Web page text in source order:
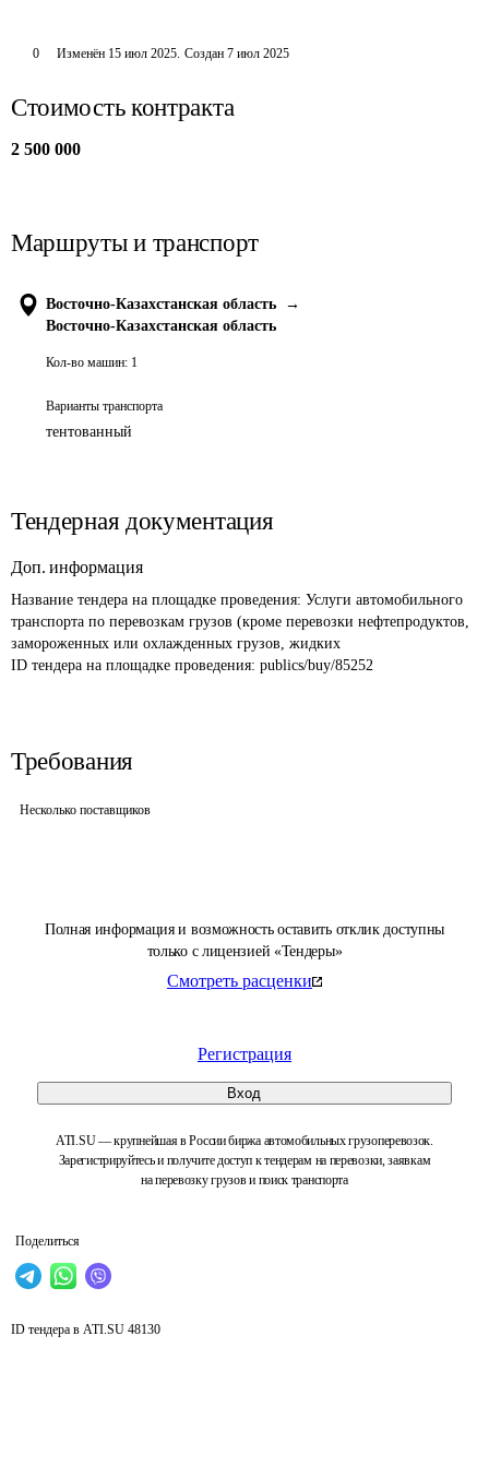
Полная информация и возможность оставить отклик доступны
только с лицензией «Тендеры»
Смотреть расценки
Регистрация
Вход
ATI.SU — крупнейшая в России биржа автомобильных грузоперевозок.
Зарегистрируйтесь и получите доступ к тендерам на перевозки, заявкам
на перевозку грузов и поиск транспорта
Поделиться
0 Изменён 15 июл 2025. Создан 7 июл 2025
Стоимость контракта
2 500 000
Маршруты и транспорт
Восточно-Казахстанская область
→
Восточно-Казахстанская область
Кол-во машин: 1
Варианты транспорта
тентованный
Тендерная документация
Доп. информация
Название тендера на площадке проведения: Услуги автомобильного
транспорта по перевозкам грузов (кроме перевозки нефтепродуктов,
замороженных или охлажденных грузов, жидких
ID тендера на площадке проведения: publics/buy/85252
Требования
Несколько поставщиков
ID тендера в ATI.SU 48130